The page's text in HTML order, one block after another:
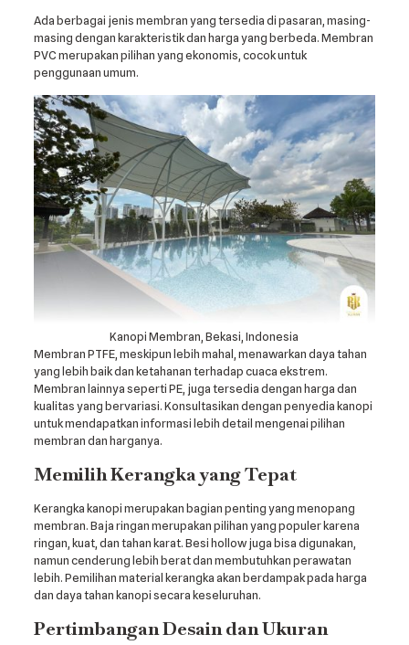
Ada berbagai jenis membran yang tersedia di pasaran, masing-
masing dengan karakteristik dan harga yang berbeda. Membran
PVC merupakan pilihan yang ekonomis, cocok untuk
penggunaan umum.
Kanopi Membran, Bekasi, Indonesia
Membran PTFE, meskipun lebih mahal, menawarkan daya tahan
yang lebih baik dan ketahanan terhadap cuaca ekstrem.
Membran lainnya seperti PE, juga tersedia dengan harga dan
kualitas yang bervariasi. Konsultasikan dengan penyedia kanopi
untuk mendapatkan informasi lebih detail mengenai pilihan
membran dan harganya.
Memilih Kerangka yang Tepat
Kerangka kanopi merupakan bagian penting yang menopang
membran. Baja ringan merupakan pilihan yang populer karena
ringan, kuat, dan tahan karat. Besi hollow juga bisa digunakan,
namun cenderung lebih berat dan membutuhkan perawatan
lebih. Pemilihan material kerangka akan berdampak pada harga
dan daya tahan kanopi secara keseluruhan.
Pertimbangan Desain dan Ukuran